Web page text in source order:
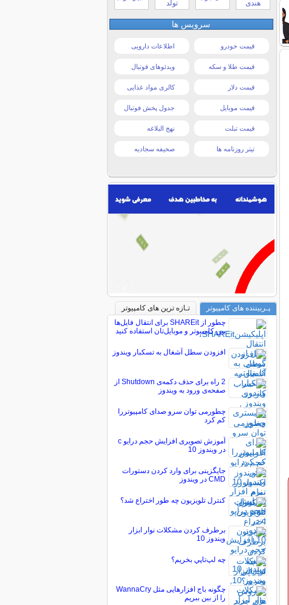
هندی
تولد
سرویس ها
قیمت خودرو اطلاعات دارویی
قیمت طلا و سکه ویدئوهای فوتبال
قیمت دلار کالری مواد غذایی
قیمت موبایل جدول پخش فوتبال
قیمت تبلت نهج البلاغه
تیتر روزنامه ها صحیفه سجادیه
پـربیننده های کامپیوتر
تـازه ترین های کامپیوتر
چطور از SHAREit برای انتقال فایل‌ها
بین کامپیوتر و موبایل‌تان استفاده کنید
افزودن سطل آشغال به تسکبار ويندوز
2 راه برای حذف دکمه‌ی Shutdown از
صفحه‌ی ورود به ویندوز
چطورمی توان سرو صدای کامپیوتررا
کم کرد
آموزش تصویری افزایش حجم درایو c
در ویندوز 10
جایگزینی برای وارد کردن دستورات
CMD در ویندوز
کنترل تلویزیون چه طور اختراع شد؟
برطرف کردن مشکلات نوار ابزار
ویندوز 10
چه لپ‌تاپي بخريم؟
چگونه باج افزارهایی مثل WannaCry
را از بین ببریم